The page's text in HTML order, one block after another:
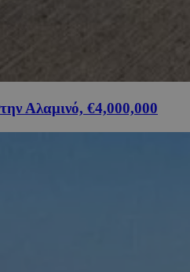
Αλαμινό, €4,000,000